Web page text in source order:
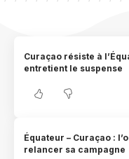
Curaçao résiste à
entretient le suspense
Équateur – Curaçao :
relancer sa campagne